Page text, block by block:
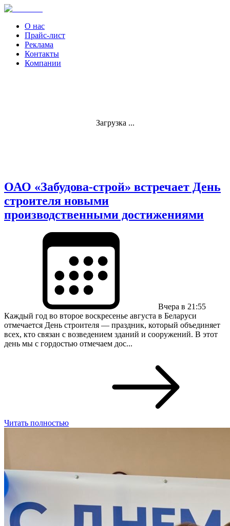
О нас
Прайс-лист
Реклама
Контакты
Компании
Загрузка ...
ОАО «Забудова-строй» встречает День
строителя новыми
производственными достижениями
Вчера в 21:55
Каждый год во второе воскресенье августа в Беларуси
отмечается День строителя — праздник, который объединяет
всех, кто связан с возведением зданий и сооружений. В этот
день мы с гордостью отмечаем дос...
Читать полностью